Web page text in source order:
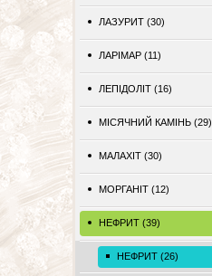
ЛАЗУРИТ (30)
ЛАРІМАР (11)
ЛЕПІДОЛІТ (16)
МІСЯЧНИЙ КАМІНЬ (29)
МАЛАХІТ (30)
МОРГАНІТ (12)
НЕФРИТ (39)
НЕФРИТ (26)